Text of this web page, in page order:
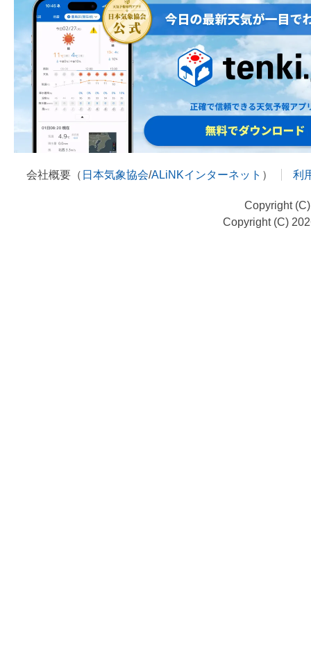
会社概要（ 日本気象協会/ALiNKインターネット ） 利
Copyright
Copyright (C)